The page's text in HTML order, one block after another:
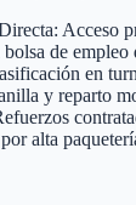
Acceso
de empleo
en
y reparto
alta